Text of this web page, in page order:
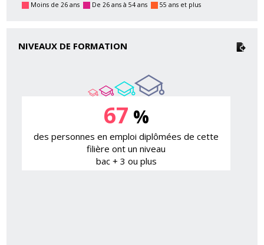
Moins de 26 ans De 26 ans à 54 ans 55 ans et plus
NIVEAUX DE FORMATION
67 %
des personnes en emploi diplômées de cette
filière ont un niveau
bac + 3 ou plus